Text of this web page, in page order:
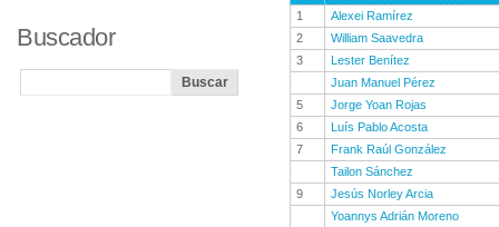
1
Alexei Ramírez
2
William Saavedra
3
Lester Benítez
Juan Manuel Pérez
5
Jorge Yoan Rojas
6
Luís Pablo Acosta
7
Frank Raúl González
Tailon Sánchez
9
Jesús Norley Arcia
Yoannys Adrián Moreno
Buscador